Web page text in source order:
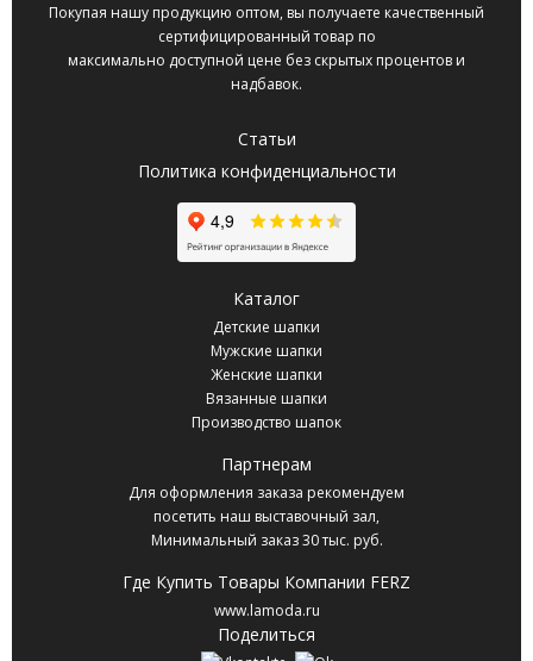
Покупая нашу продукцию оптом, вы получаете качественный
сертифицированный товар по
максимально доступной цене без скрытых процентов и
надбавок.
Статьи
Политика конфиденциальности
Каталог
Детские шапки
Мужские шапки
Женские шапки
Вязанные шапки
Производство шапок
Партнерам
Для оформления заказа рекомендуем
посетить наш выставочный зал,
Минимальный заказ 30 тыс. руб.
Где Купить Товары Компании FERZ
www.lamoda.ru
Поделиться